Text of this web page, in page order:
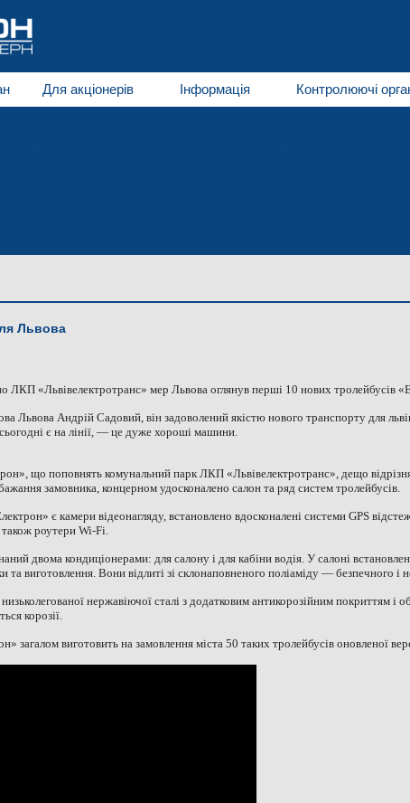
Для акціонерів Інформація Контролюючі
Львова
ЛКП «Львівелектротранс» мер Львова оглянув перші 10 нових тролейбусів
Львова Андрій Садовий, він задоволений якістю нового транспорту для
є на лінії, — це дуже хороші машини.
що поповнять комунальний парк ЛКП «Львівелектротранс», дещо
замовника, концерном удосконалено салон та ряд систем тролейбусів.
є камери відеонагляду, встановлено вдосконалені системи GPS
також роутери Wi-Fi.
двома кондиціонерами: для салону і для кабіни водія. У салоні
та виготовлення. Вони відлиті зі склонаповненого поліаміду — безпечного і
нержавіючої сталі з додатковим антикорозійним покриттям і
корозії.
загалом виготовить на замовлення міста 50 таких тролейбусів оновленої